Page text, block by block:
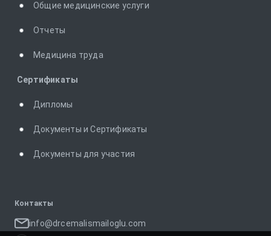
Общие медицинские услуги
Отчеты
Медицина труда
Сертификаты
Дипломы
Документы и Сертификаты
Документы для участия
Контакты
info@drcemalismailoglu.com